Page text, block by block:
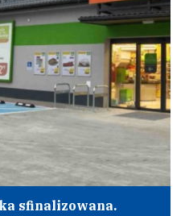
sfinalizowana.